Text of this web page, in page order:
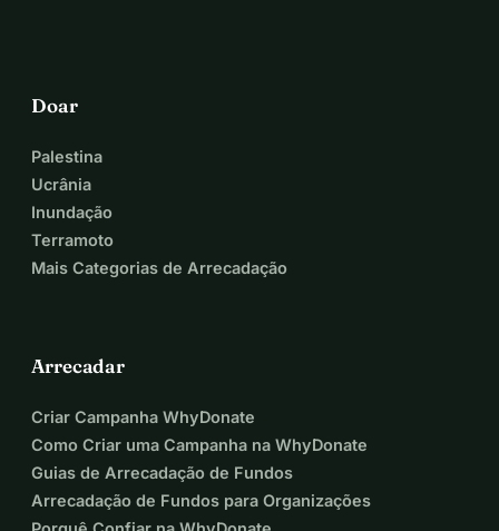
sanctuary with lots of space.
In the meantime, we count on your help!
Doar
Palestina
Ucrânia
Inundação
Terramoto
Mais Categorias de Arrecadação
Arrecadar
Criar Campanha WhyDonate
Como Criar uma Campanha na WhyDonate
Guias de Arrecadação de Fundos
Arrecadação de Fundos para Organizações